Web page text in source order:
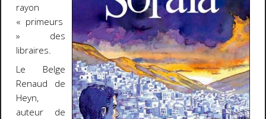
rayon
« primeurs
» des
libraires.
Le Belge
Renaud de
Heyn,
auteur de